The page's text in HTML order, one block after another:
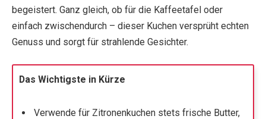
begeistert. Ganz gleich, ob für die Kaffeetafel oder
einfach zwischendurch – dieser Kuchen versprüht echten
Genuss und sorgt für strahlende Gesichter.
Das Wichtigste in Kürze
Verwende für Zitronenkuchen stets frische Butter,